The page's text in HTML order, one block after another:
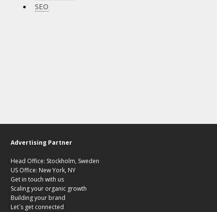
SEO
Advertising Partner
Head Office: Stockholm, Sweden
US Office: New York, NY
Get in touch with us
Scaling your organic growth
Building your brand
Let´s get connected